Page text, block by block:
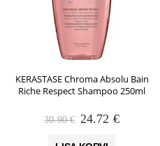
KERASTASE Chroma Absolu Bain
Riche Respect Shampoo 250ml
30.90€ Algne
24.72 €Praegune